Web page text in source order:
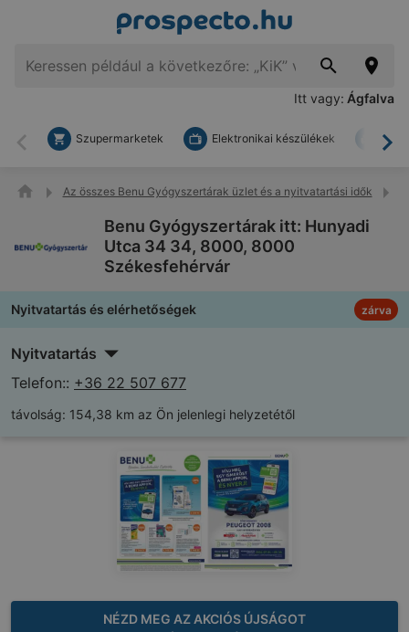
Itt vagy: Ágfalva
Vissza
Szupermarketek Elektronikai készülékek
Az összes Benu Gyógyszertárak üzlet és a nyitvatartási idők
Benu Gyógyszertárak itt: Hunyadi
Utca 34 34, 8000, 8000
Székesfehérvár
Nyitvatartás és elérhetőségek zárva
Nyitvatartás
Telefon:: +36 22 507 677
távolság: 154,38 km az Ön jelenlegi helyzetétől
NÉZD MEG AZ AKCIÓS ÚJSÁGOT